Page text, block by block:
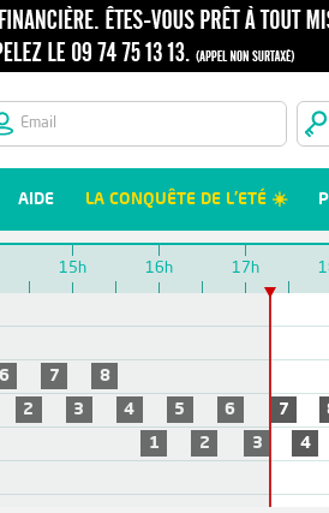
AIDE LA CONQUÊTE DE L'ETÉ ☀️
15h 16h 17h
6 7
8
2 3 4 5 6 7
1
2 3 4